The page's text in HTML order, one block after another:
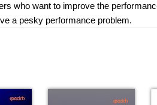
who want to improve the
a pesky performance problem.